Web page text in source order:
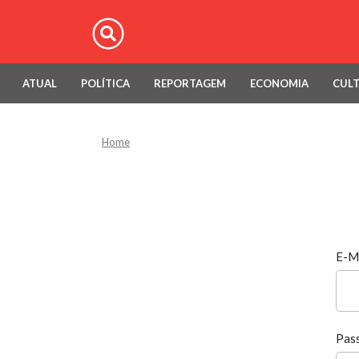
ATUAL POLÍTICA REPORTAGEM ECONOMIA
Home
E-